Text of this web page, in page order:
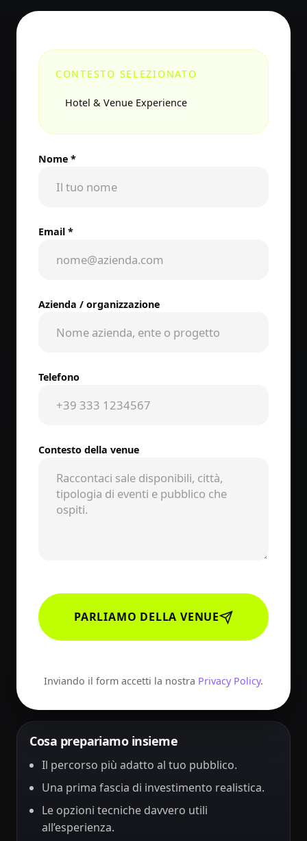
CONTESTO SELEZIONATO
Hotel & Venue Experience
Nome *
Email *
Azienda / organizzazione
Telefono
Contesto della venue
PARLIAMO DELLA VENUE
Inviando il form accetti la nostra Privacy Policy.
Cosa prepariamo insieme
Il percorso più adatto al tuo pubblico.
Una prima fascia di investimento realistica.
Le opzioni tecniche davvero utili
all’esperienza.